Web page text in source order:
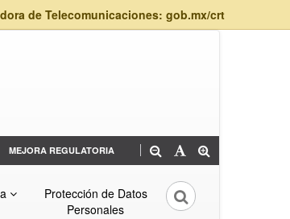
de Telecomunicaciones: gob.mx/crt
MEJORA REGULATORIA
Protección de Datos
Personales